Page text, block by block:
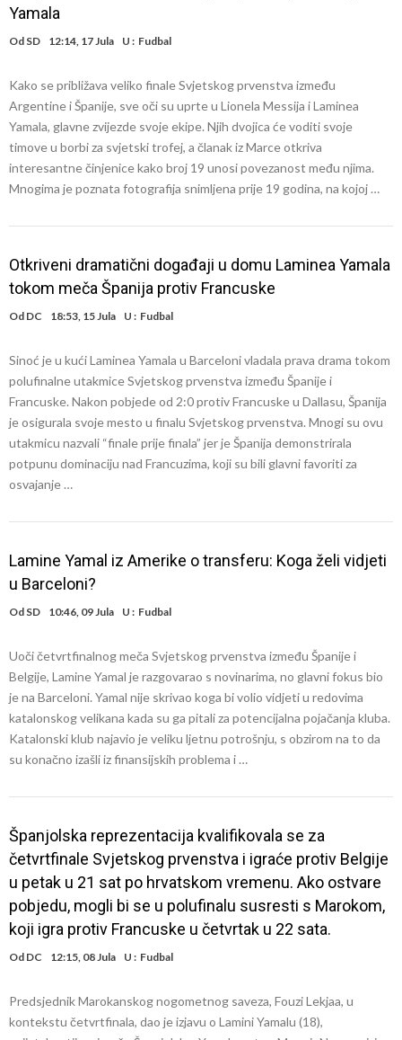
Yamala
Od SD 12:14, 17 Jula U : Fudbal
Kako se približava veliko finale Svjetskog prvenstva između
Argentine i Španije, sve oči su uprte u Lionela Messija i Laminea
Yamala, glavne zvijezde svoje ekipe. Njih dvojica će voditi svoje
timove u borbi za svjetski trofej, a članak iz Marce otkriva
interesantne činjenice kako broj 19 unosi povezanost među njima.
Mnogima je poznata fotografija snimljena prije 19 godina, na kojoj …
Otkriveni dramatični događaji u domu Laminea Yamala
tokom meča Španija protiv Francuske
Od DC 18:53, 15 Jula U : Fudbal
Sinoć je u kući Laminea Yamala u Barceloni vladala prava drama tokom
polufinalne utakmice Svjetskog prvenstva između Španije i
Francuske. Nakon pobjede od 2:0 protiv Francuske u Dallasu, Španija
je osigurala svoje mesto u finalu Svjetskog prvenstva. Mnogi su ovu
utakmicu nazvali “finale prije finala” jer je Španija demonstrirala
potpunu dominaciju nad Francuzima, koji su bili glavni favoriti za
osvajanje …
Lamine Yamal iz Amerike o transferu: Koga želi vidjeti
u Barceloni?
Od SD 10:46, 09 Jula U : Fudbal
Uoči četvrtfinalnog meča Svjetskog prvenstva između Španije i
Belgije, Lamine Yamal je razgovarao s novinarima, no glavni fokus bio
je na Barceloni. Yamal nije skrivao koga bi volio vidjeti u redovima
katalonskog velikana kada su ga pitali za potencijalna pojačanja kluba.
Katalonski klub najavio je veliku ljetnu potrošnju, s obzirom na to da
su konačno izašli iz finansijskih problema i …
Španjolska reprezentacija kvalifikovala se za
četvrtfinale Svjetskog prvenstva i igraće protiv Belgije
u petak u 21 sat po hrvatskom vremenu. Ako ostvare
pobjedu, mogli bi se u polufinalu susresti s Marokom,
koji igra protiv Francuske u četvrtak u 22 sata.
Od DC 12:15, 08 Jula U : Fudbal
Predsjednik Marokanskog nogometnog saveza, Fouzi Lekjaa, u
kontekstu četvrtfinala, dao je izjavu o Lamini Yamalu (18),